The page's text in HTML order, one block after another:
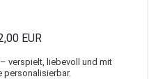
EUR
verspielt, liebevoll und mit
personalisierbar.